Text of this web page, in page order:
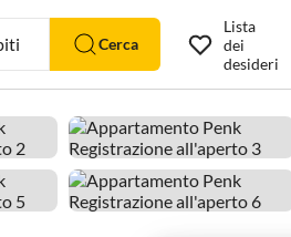
Cerca
Lista
dei
desideri